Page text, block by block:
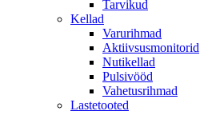
Tarvikud
Kellad
Varurihmad
Aktiivsusmonitorid
Nutikellad
Pulsivööd
Vahetusrihmad
Lastetooted